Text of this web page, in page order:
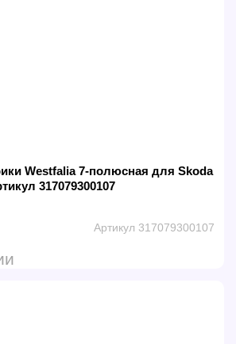
Westfalia 7-полюсная для Skoda
317079300107
Артикул 317079300107